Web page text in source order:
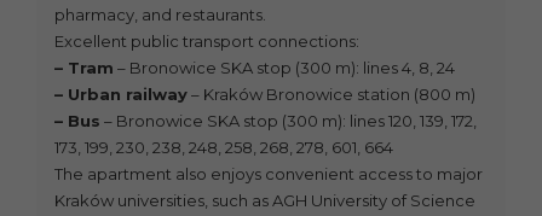
pharmacy, and restaurants.
Excellent public transport connections:
– Tram – Bronowice SKA stop (300 m): lines 4, 8, 24
– Urban railway– Kraków Bronowice station (800 m)
– Bus – Bronowice SKA stop (300 m): lines 120, 139, 172,
173, 199, 230, 238, 248, 258, 268, 278, 601, 664
The apartment also enjoys convenient access to major
Kraków universities, such as AGH University of Science